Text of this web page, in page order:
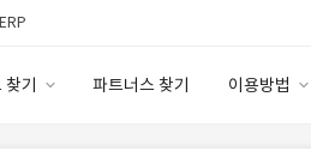
찾기 파트너스 찾기 이용방법